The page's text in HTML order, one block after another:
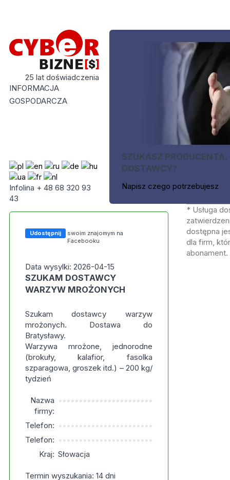
25 lat doświadczenia
INFORMACJA
GOSPODARCZA
Infolina + 48 68 320 93
43
SZUKASZ PRODUCENTA,
DOSTAWCY?
Napisz czego potrzebujesz
Udostępnij
swoim znajomym na
Facebooku
Data wysylki: 2026-04-15
SZUKAM DOSTAWCY
WARZYW MROŻONYCH
Szukam dostawcy warzyw
mrożonych. Dostawa do
Bratysławy.
Warzywa mrożone, jednorodne
(brokuły, kalafior, fasolka
szparagowa, groszek itd.) – 200 kg/
tydzień
Nazwa
firmy:
***********************
Telefon: ***********************
Telefon: ***********************
Kraj: Słowacja
Termin wyszukania: 14 dni
* Usługa
dostępna
dla firm,
abonament.